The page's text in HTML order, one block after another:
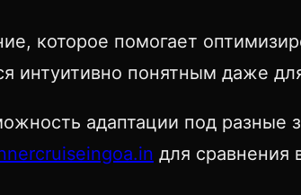
которое помогает
интуитивно понятным даже
адаптации под разные
для сравнения